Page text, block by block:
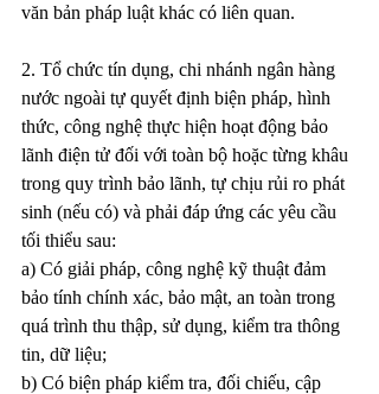
văn bản pháp luật khác có liên quan.
2. Tổ chức tín dụng, chi nhánh ngân hàng
nước ngoài tự quyết định biện pháp, hình
thức, công nghệ thực hiện hoạt động bảo
lãnh điện tử đối với toàn bộ hoặc từng khâu
trong quy trình bảo lãnh, tự chịu rủi ro phát
sinh (nếu có) và phải đáp ứng các yêu cầu
tối thiểu sau:
a) Có giải pháp, công nghệ kỹ thuật đảm
bảo tính chính xác, bảo mật, an toàn trong
quá trình thu thập, sử dụng, kiểm tra thông
tin, dữ liệu;
b) Có biện pháp kiểm tra, đối chiếu, cập